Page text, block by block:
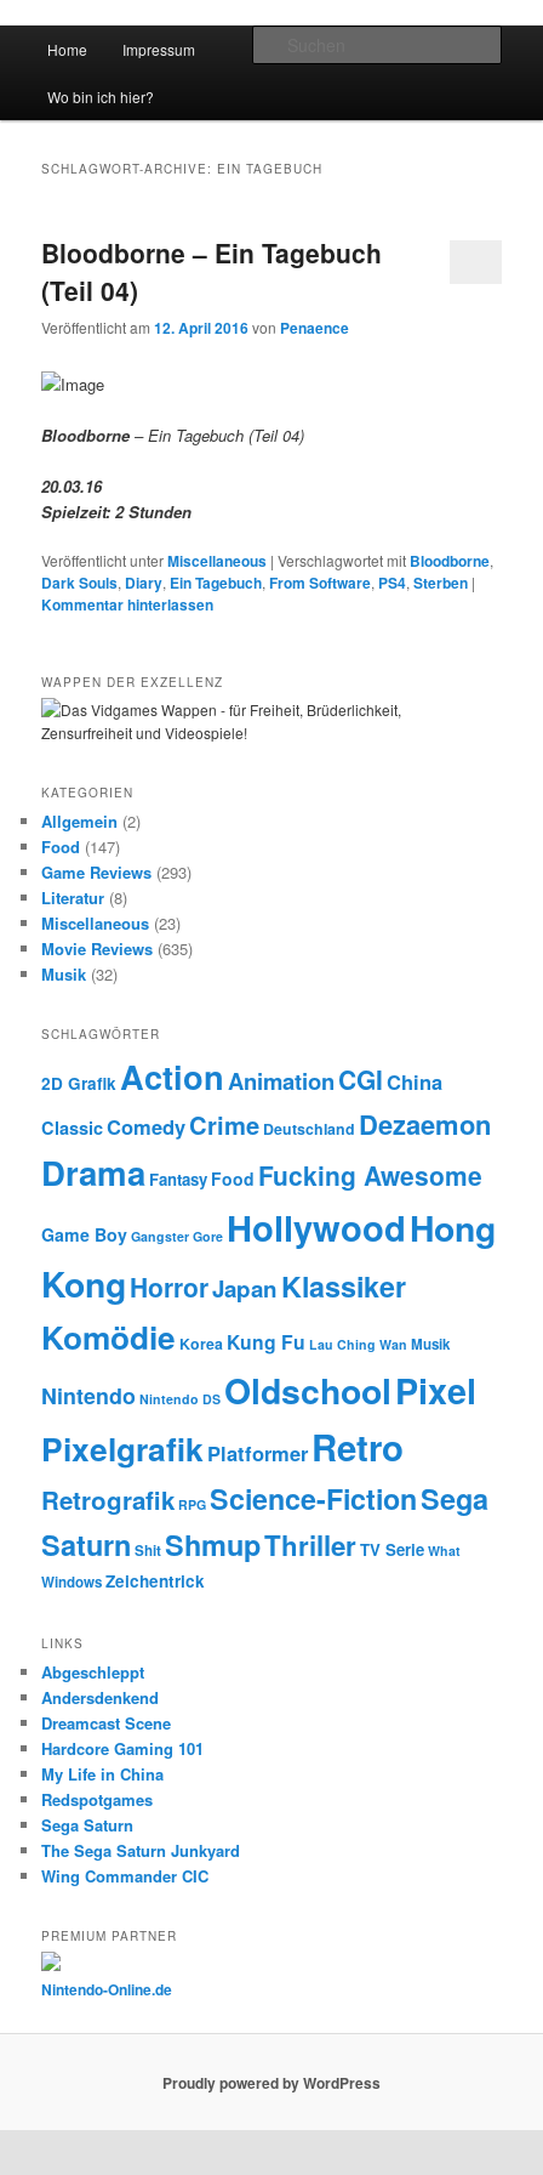
vidgames.de
Zum Inhalt wechseln
Zum sekundären Inhalt wechseln
Home Impressum
Wo bin ich hier?
SCHLAGWORT-ARCHIVE: EIN TAGEBUCH
Bloodborne – Ein Tagebuch
(Teil 04)
Veröffentlicht am12. April 2016von Penaence
Bloodborne – Ein Tagebuch (Teil 04)
20.03.16
Spielzeit: 2 Stunden
Veröffentlicht unterMiscellaneous |Verschlagwortet mit Bloodborne,
Dark Souls, Diary, Ein Tagebuch,From Software, PS4,Sterben |
Kommentar hinterlassen
WAPPEN DER EXZELLENZ
KATEGORIEN
Allgemein (2)
Food (147)
Game Reviews (293)
Literatur (8)
Miscellaneous (23)
Movie Reviews (635)
Musik (32)
SCHLAGWÖRTER
2D GrafikActionAnimationCGIChina
ClassicComedyCrime Deutschland Dezaemon
Drama Fantasy Food Fucking Awesome
Game Boy Gangster Gore HollywoodHong
KongHorrorJapanKlassiker
Komödie Korea Kung Fu Lau Ching Wan Musik
Nintendo Nintendo DS OldschoolPixel
PixelgrafikPlatformer Retro
Retrografik RPG Science-FictionSega
Saturn ShitShmupThrillerTV Serie What
WindowsZeichentrick
LINKS
Abgeschleppt
Andersdenkend
Dreamcast Scene
Hardcore Gaming 101
My Life in China
Redspotgames
Sega Saturn
The Sega Saturn Junkyard
Wing Commander CIC
PREMIUM PARTNER
Nintendo-Online.de
Proudly powered by WordPress